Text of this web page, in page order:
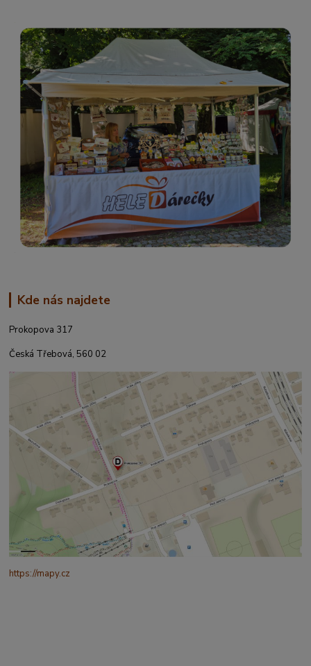
Kde nás najdete
Prokopova 317
Česká Třebová, 560 02
https://mapy.cz